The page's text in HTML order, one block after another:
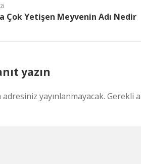
Çok Yetişen Meyvenin Adı Nedir
yazın
adresiniz yayınlanmayacak. Gerekli